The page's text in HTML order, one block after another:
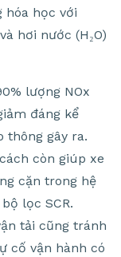
hóa học với
hơi nước (H₂O)
lượng NOx
đáng kể
thông gây ra.
còn giúp xe
cặn trong hệ
lọc SCR.
tải cũng tránh
cố vận hành có